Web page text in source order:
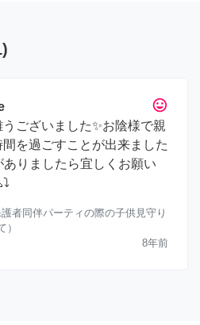
)
tag_faces
ございました✨お陰様で親
間を過ごすことが出来ました
ありましたら宜しくお願い
護者同伴パーティの際の子供見守り
）
8年前